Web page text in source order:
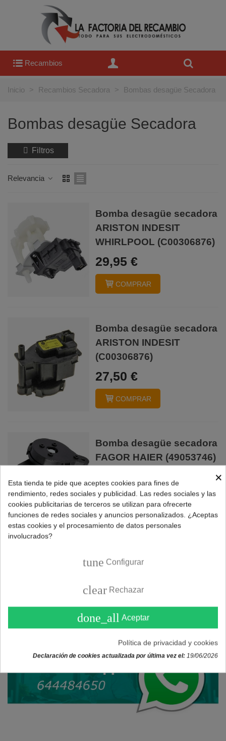
Recambios
Inicio > Recambios Secadora > Bombas desagüe Secadora
Bombas desagüe Secadora
Filtros
Relevancia
Bomba desagüe secadora
ARISTON INDESIT
WHIRLPOOL (C00306876)
29,95 €
COMPRAR
Bomba desagüe secadora
ARISTON INDESIT
(C00306876)
27,50 €
COMPRAR
Bomba desagüe secadora
FAGOR HAIER (49053746)
69,95 €
COMPRAR
×
Esta tienda te pide que aceptes cookies para fines de
rendimiento, redes sociales y publicidad. Las redes sociales y las
cookies publicitarias de terceros se utilizan para ofrecerte
funciones de redes sociales y anuncios personalizados. ¿Aceptas
estas cookies y el procesamiento de datos personales
involucrados?
tune Configurar
clear Rechazar
done_all Aceptar
Política de privacidad y cookies
Declaración de cookies actualizada por última vez el: 19/06/2026